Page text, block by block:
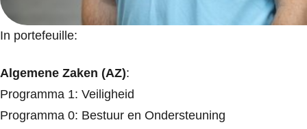
In portefeuille:
Algemene Zaken (AZ):
Programma 1: Veiligheid
Programma 0: Bestuur en Ondersteuning